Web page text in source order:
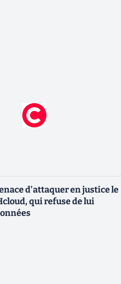
d'attaquer en justice le
qui refuse de lui